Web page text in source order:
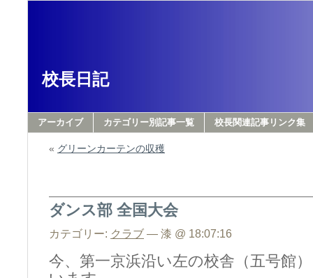
校長日記
アーカイブ カテゴリー別記事一覧 校長関連記事リンク集
« グリーンカーテンの収穫
ダンス部 全国大会
カテゴリー: クラブ — 漆 @ 18:07:16
今、第一京浜沿い左の校舎（五号館